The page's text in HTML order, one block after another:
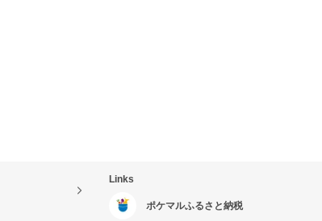
Links
ポケマルふるさと納税